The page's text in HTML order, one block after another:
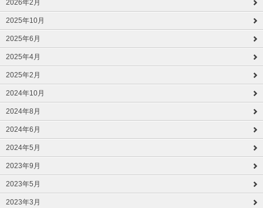
2026年2月
2025年10月
2025年6月
2025年4月
2025年2月
2024年10月
2024年8月
2024年6月
2024年5月
2023年9月
2023年5月
2023年3月